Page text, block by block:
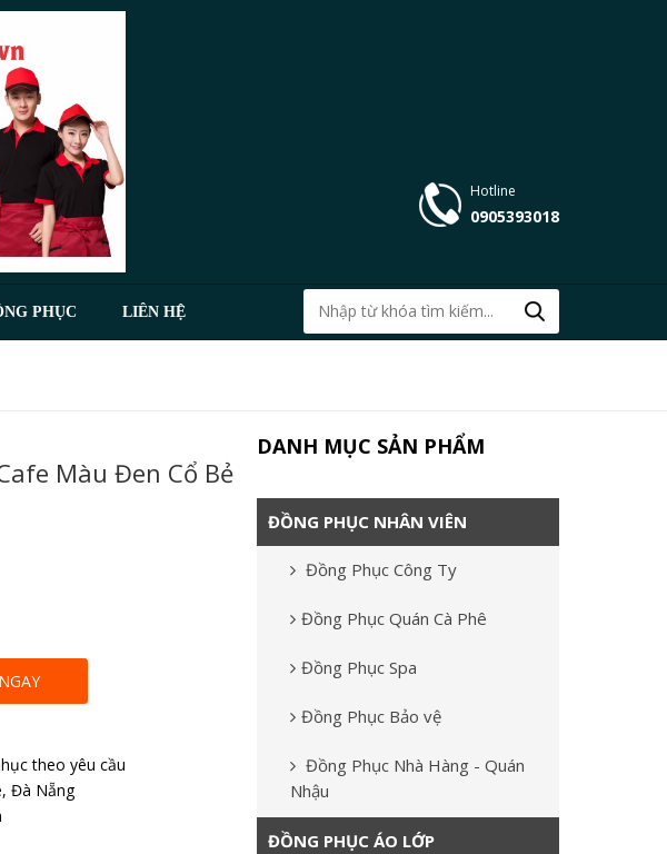
Hotline
0905393018
PHỤC LIÊN HỆ
Màu Đen Cổ Bẻ
theo yêu cầu
Đà Nẵng
DANH MỤC SẢN PHẨM
ĐỒNG PHỤC NHÂN VIÊN
Đồng Phục Công Ty
Đồng Phục Quán Cà Phê
Đồng Phục Spa
Đồng Phục Bảo vệ
Đồng Phục Nhà Hàng - Quán
Nhậu
ĐỒNG PHỤC ÁO LỚP